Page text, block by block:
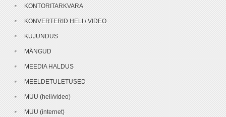
KONTORITARKVARA
KONVERTERID HELI / VIDEO
KUJUNDUS
MÄNGUD
MEEDIA HALDUS
MEELDETULETUSED
MUU (heli/video)
MUU (internet)